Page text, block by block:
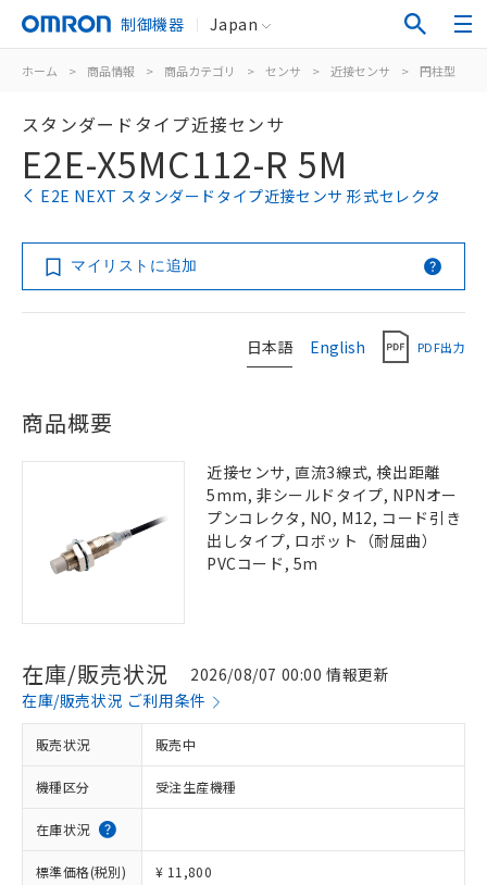
制御機器 Japan
ホーム > 商品情報 > 商品カテゴリ > センサ > 近接センサ > 円柱型
スタンダードタイプ近接センサ
E2E-X5MC112-R 5M
E2E NEXT スタンダードタイプ近接センサ 形式セレクタ
マイリストに追加
日本語 English PDF出力
商品概要
近接センサ, 直流3線式, 検出距離
5mm, 非シールドタイプ, NPNオー
プンコレクタ, NO, M12, コード引き
出しタイプ, ロボット（耐屈曲）
PVCコード, 5m
在庫/販売状況
2026/08/07 00:00 情報更新
在庫/販売状況 ご利用条件
販売状況 販売中
機種区分 受注生産機種
在庫状況
標準価格(税別) ¥ 11,800